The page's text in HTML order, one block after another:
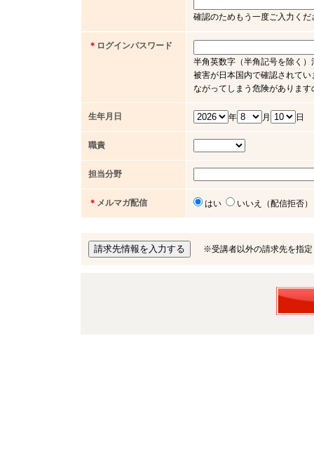
確認のためもう一度ご入力くだ
＊ ログインパスワード
半角英数字（半角記号を除く
被害が日本国内で確認されて
ながってしまう危険がありま
生年月日 年 月 日
職責
担当分野
＊ メルマガ配信 はい いいえ（配信拒否）
※受講者以外の請求先を指定